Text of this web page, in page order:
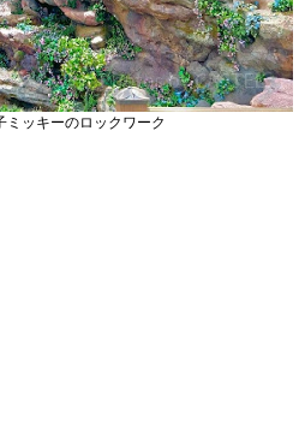
ミッキーのロックワーク